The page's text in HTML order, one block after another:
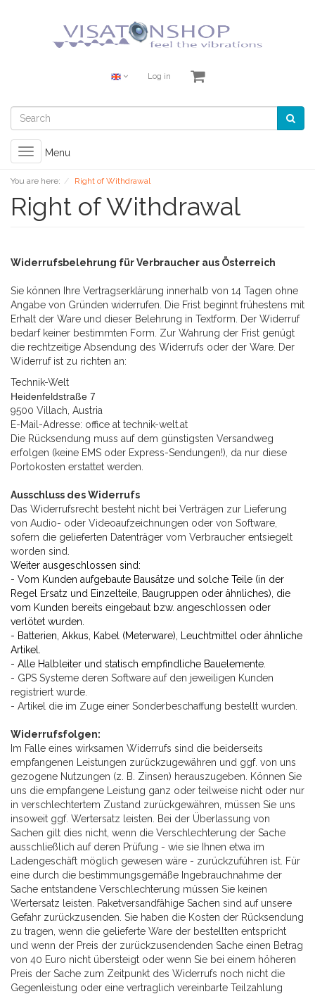
Log in
Toggle
navigation
Menu
You are here: Right of Withdrawal
Right of Withdrawal
Widerrufsbelehrung für Verbraucher aus Österreich
Sie können Ihre Vertragserklärung innerhalb von 14 Tagen ohne
Angabe von Gründen widerrufen. Die Frist beginnt frühestens mit
Erhalt der Ware und dieser Belehrung in Textform. Der Widerruf
bedarf keiner bestimmten Form. Zur Wahrung der Frist genügt
die rechtzeitige Absendung des Widerrufs oder der Ware. Der
Widerruf ist zu richten an:
Technik-Welt
Heidenfeldstraße 7
9500 Villach, Austria
E-Mail-Adresse: office at technik-welt.at
Die Rücksendung muss auf dem günstigsten Versandweg
erfolgen (keine EMS oder Express-Sendungen!), da nur diese
Portokosten erstattet werden.
Ausschluss des Widerrufs
Das Widerrufsrecht besteht nicht bei Verträgen zur Lieferung
von Audio- oder Videoaufzeichnungen oder von Software,
sofern die gelieferten Datenträger vom Verbraucher entsiegelt
worden sind.
Weiter ausgeschlossen sind:
- Vom Kunden aufgebaute Bausätze und solche Teile (in der
Regel Ersatz und Einzelteile, Baugruppen oder ähnliches), die
vom Kunden bereits eingebaut bzw. angeschlossen oder
verlötet wurden.
- Batterien, Akkus, Kabel (Meterware), Leuchtmittel oder ähnliche
Artikel.
- Alle Halbleiter und statisch empfindliche Bauelemente.
- GPS Systeme deren Software auf den jeweiligen Kunden
registriert wurde.
- Artikel die im Zuge einer Sonderbeschaffung bestellt wurden.
Widerrufsfolgen:
Im Falle eines wirksamen Widerrufs sind die beiderseits
empfangenen Leistungen zurückzugewähren und ggf. von uns
gezogene Nutzungen (z. B. Zinsen) herauszugeben. Können Sie
uns die empfangene Leistung ganz oder teilweise nicht oder nur
in verschlechtertem Zustand zurückgewähren, müssen Sie uns
insoweit ggf. Wertersatz leisten. Bei der Überlassung von
Sachen gilt dies nicht, wenn die Verschlechterung der Sache
ausschließlich auf deren Prüfung - wie sie Ihnen etwa im
Ladengeschäft möglich gewesen wäre - zurückzuführen ist. Für
eine durch die bestimmungsgemäße Ingebrauchnahme der
Sache entstandene Verschlechterung müssen Sie keinen
Wertersatz leisten. Paketversandfähige Sachen sind auf unsere
Gefahr zurückzusenden. Sie haben die Kosten der Rücksendung
zu tragen, wenn die gelieferte Ware der bestellten entspricht
und wenn der Preis der zurückzusendenden Sache einen Betrag
von 40 Euro nicht übersteigt oder wenn Sie bei einem höheren
Preis der Sache zum Zeitpunkt des Widerrufs noch nicht die
Gegenleistung oder eine vertraglich vereinbarte Teilzahlung